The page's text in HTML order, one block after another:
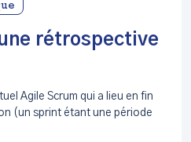
rétrospective
Agile Scrum qui a lieu en fin
(un sprint étant une période